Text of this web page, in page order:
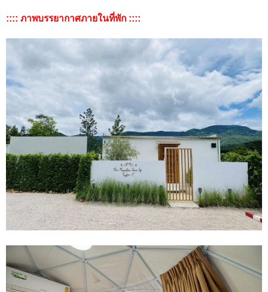
:::: ภาพบรรยากาศภายในที่พัก ::::